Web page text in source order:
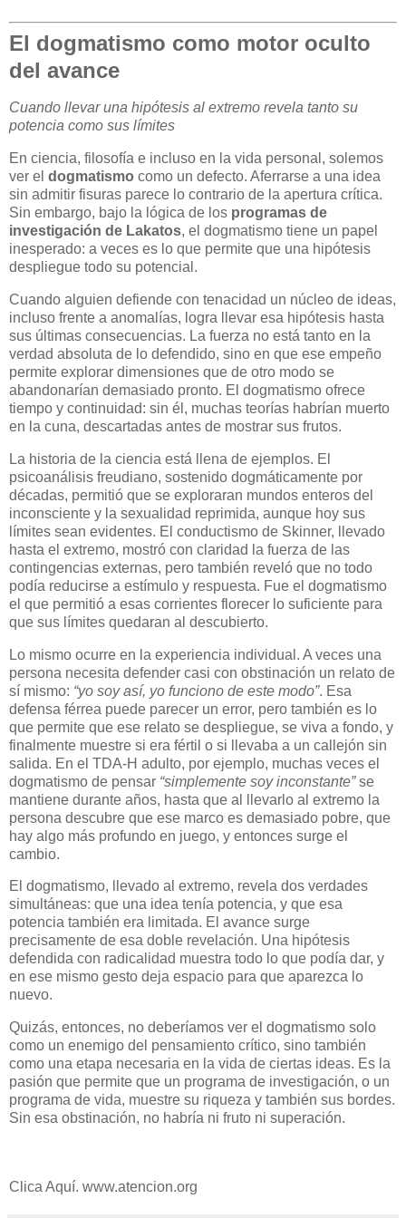
El dogmatismo como motor oculto
del avance
Cuando llevar una hipótesis al extremo revela tanto su
potencia como sus límites
En ciencia, filosofía e incluso en la vida personal, solemos
ver el dogmatismo como un defecto. Aferrarse a una idea
sin admitir fisuras parece lo contrario de la apertura crítica.
Sin embargo, bajo la lógica de los programas de
investigación de Lakatos, el dogmatismo tiene un papel
inesperado: a veces es lo que permite que una hipótesis
despliegue todo su potencial.
Cuando alguien defiende con tenacidad un núcleo de ideas,
incluso frente a anomalías, logra llevar esa hipótesis hasta
sus últimas consecuencias. La fuerza no está tanto en la
verdad absoluta de lo defendido, sino en que ese empeño
permite explorar dimensiones que de otro modo se
abandonarían demasiado pronto. El dogmatismo ofrece
tiempo y continuidad: sin él, muchas teorías habrían muerto
en la cuna, descartadas antes de mostrar sus frutos.
La historia de la ciencia está llena de ejemplos. El
psicoanálisis freudiano, sostenido dogmáticamente por
décadas, permitió que se exploraran mundos enteros del
inconsciente y la sexualidad reprimida, aunque hoy sus
límites sean evidentes. El conductismo de Skinner, llevado
hasta el extremo, mostró con claridad la fuerza de las
contingencias externas, pero también reveló que no todo
podía reducirse a estímulo y respuesta. Fue el dogmatismo
el que permitió a esas corrientes florecer lo suficiente para
que sus límites quedaran al descubierto.
Lo mismo ocurre en la experiencia individual. A veces una
persona necesita defender casi con obstinación un relato de
sí mismo: “yo soy así, yo funciono de este modo”. Esa
defensa férrea puede parecer un error, pero también es lo
que permite que ese relato se despliegue, se viva a fondo, y
finalmente muestre si era fértil o si llevaba a un callejón sin
salida. En el TDA-H adulto, por ejemplo, muchas veces el
dogmatismo de pensar “simplemente soy inconstante”se
mantiene durante años, hasta que al llevarlo al extremo la
persona descubre que ese marco es demasiado pobre, que
hay algo más profundo en juego, y entonces surge el
cambio.
El dogmatismo, llevado al extremo, revela dos verdades
simultáneas: que una idea tenía potencia, y que esa
potencia también era limitada. El avance surge
precisamente de esa doble revelación. Una hipótesis
defendida con radicalidad muestra todo lo que podía dar, y
en ese mismo gesto deja espacio para que aparezca lo
nuevo.
Quizás, entonces, no deberíamos ver el dogmatismo solo
como un enemigo del pensamiento crítico, sino también
como una etapa necesaria en la vida de ciertas ideas. Es la
pasión que permite que un programa de investigación, o un
programa de vida, muestre su riqueza y también sus bordes.
Sin esa obstinación, no habría ni fruto ni superación.
Clica Aquí. www.atencion.org